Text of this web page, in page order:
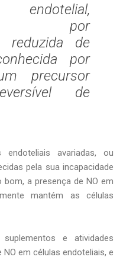
por
reduzida de
por
precursor
de
avariadas, ou
pela sua incapacidade
bom, a presença de NO em
mantém as células
e atividades
em células endoteliais, e